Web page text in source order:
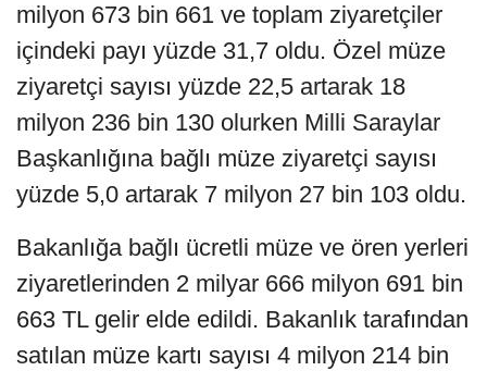
milyon 673 bin 661 ve toplam ziyaretçiler
içindeki payı yüzde 31,7 oldu. Özel müze
ziyaretçi sayısı yüzde 22,5 artarak 18
milyon 236 bin 130 olurken Milli Saraylar
Başkanlığına bağlı müze ziyaretçi sayısı
yüzde 5,0 artarak 7 milyon 27 bin 103 oldu.
Bakanlığa bağlı ücretli müze ve ören yerleri
ziyaretlerinden 2 milyar 666 milyon 691 bin
663 TL gelir elde edildi. Bakanlık tarafından
satılan müze kartı sayısı 4 milyon 214 bin